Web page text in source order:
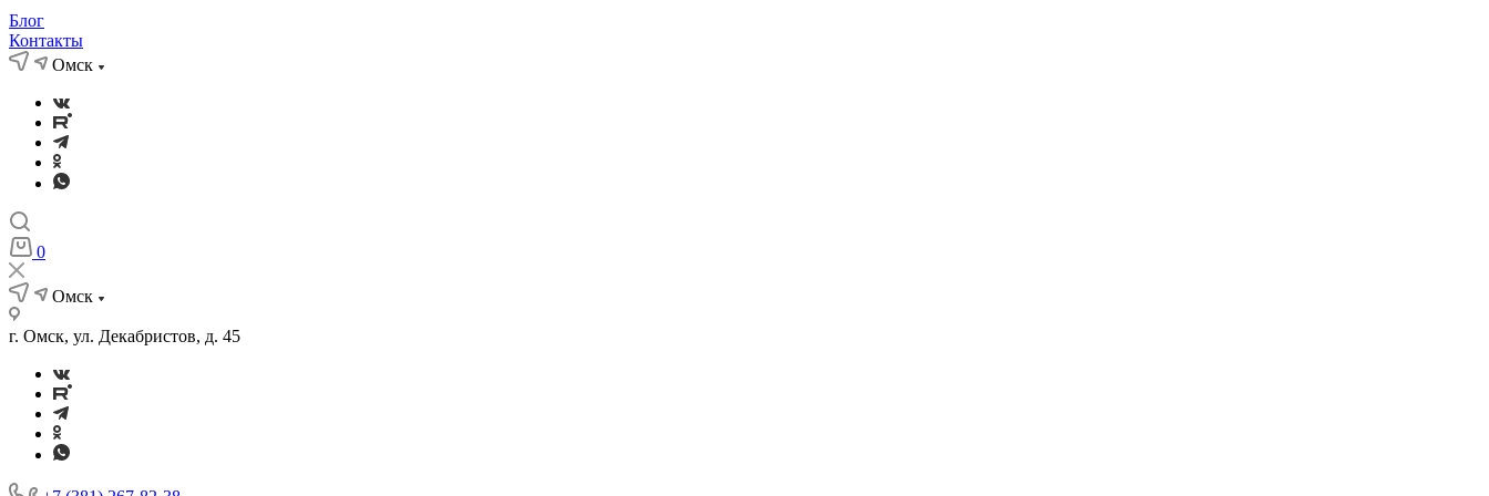
Блог
Контакты
Омск
0
Омск
г. Омск, ул. Декабристов, д. 45